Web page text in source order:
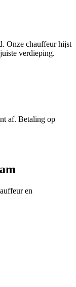
Onze chauffeur hijst
verdieping.
af. Betaling op
en